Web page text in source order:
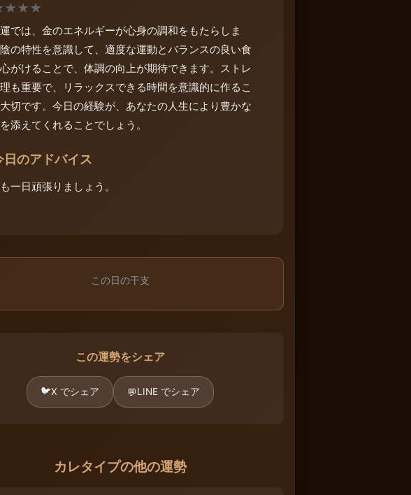
★★★
では、金のエネルギーが心身の調和をもたらしま
の特性を意識して、適度な運動とバランスの良い食
がけることで、体調の向上が期待できます。ストレ
も重要で、リラックスできる時間を意識的に作るこ
切です。今日の経験が、あなたの人生により豊かな
添えてくれることでしょう。
日のアドバイス
一日頑張りましょう。
この日の干支
この運勢をシェア
🐦X でシェア 💬LINE でシェア
カレタイプの他の運勢